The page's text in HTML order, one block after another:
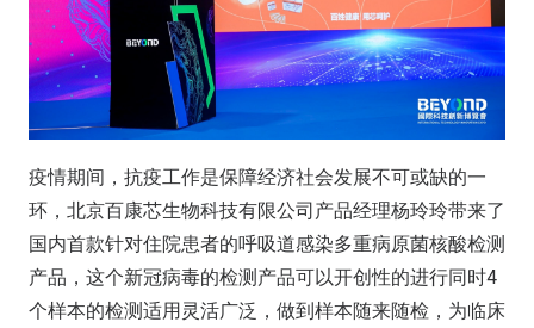
疫情期间，抗疫工作是保障经济社会发展不可或缺的一
环，北京百康芯生物科技有限公司产品经理杨玲玲带来了
国内首款针对住院患者的呼吸道感染多重病原菌核酸检测
产品，这个新冠病毒的检测产品可以开创性的进行同时4
个样本的检测适用灵活广泛，做到样本随来随检，为临床